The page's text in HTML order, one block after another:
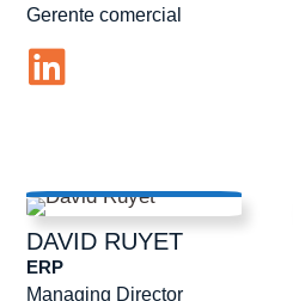
Gerente comercial
DAVID RUYET
Managing Director
ERP